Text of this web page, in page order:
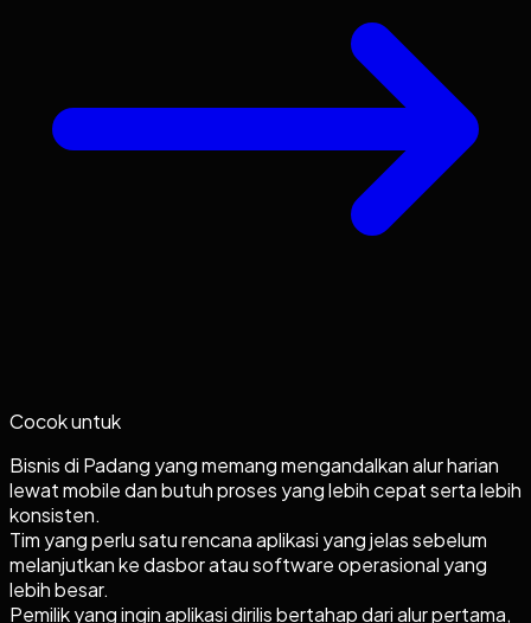
Cocok untuk
Bisnis di Padang yang memang mengandalkan alur harian
lewat mobile dan butuh proses yang lebih cepat serta lebih
konsisten.
Tim yang perlu satu rencana aplikasi yang jelas sebelum
melanjutkan ke dasbor atau software operasional yang
lebih besar.
Pemilik yang ingin aplikasi dirilis bertahap dari alur pertama,